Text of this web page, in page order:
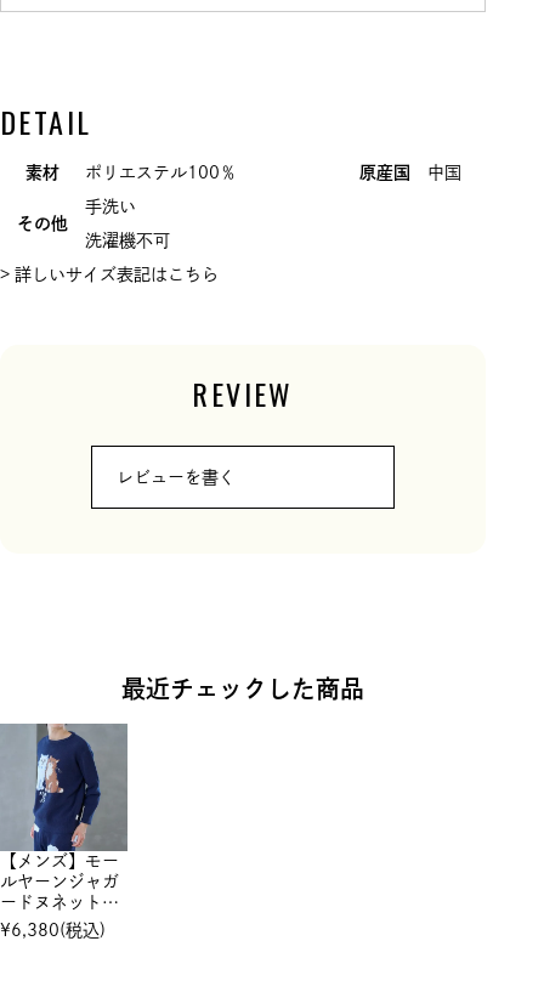
DETAIL
素材 ポリエステル100％ 原産国 中国
その他
手洗い
洗濯機不可
> 詳しいサイズ表記はこちら
REVIEW
レビューを書く
最近チェックした商品
【メンズ】モー
ルヤーンジャガ
ードヌネット＆
ジプシー プル
オーバー
¥6,380(税込)